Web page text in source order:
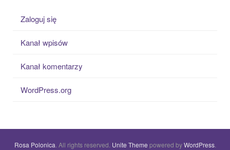
Zaloguj się
Kanał wpisów
Kanał komentarzy
WordPress.org
Rosa Polonica . All rights reserved. Unite Theme powered byWordPress.